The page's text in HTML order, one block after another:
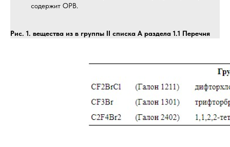
содержит ОРВ.
Рис. 1. вещества из в группы II списка A раздела 1.1 Перечня